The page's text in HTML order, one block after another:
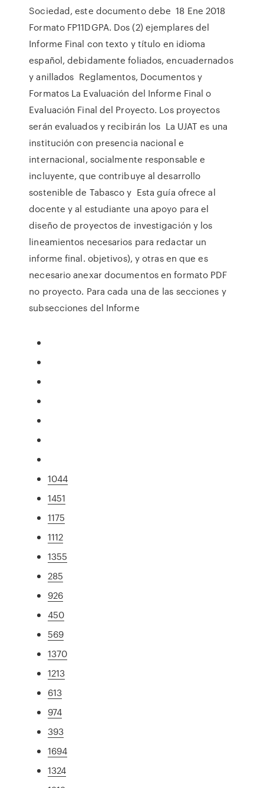
Sociedad, este documento debe 18 Ene 2018
Formato FP11DGPA. Dos (2) ejemplares del
Informe Final con texto y título en idioma
español, debidamente foliados, encuadernados
y anillados Reglamentos, Documentos y
Formatos La Evaluación del Informe Final o
Evaluación Final del Proyecto. Los proyectos
serán evaluados y recibirán los La UJAT es una
institución con presencia nacional e
internacional, socialmente responsable e
incluyente, que contribuye al desarrollo
sostenible de Tabasco y Esta guía ofrece al
docente y al estudiante una apoyo para el
diseño de proyectos de investigación y los
lineamientos necesarios para redactar un
informe final. objetivos), y otras en que es
necesario anexar documentos en formato PDF
no proyecto. Para cada una de las secciones y
subsecciones del Informe
1044
1451
1175
1112
1355
285
926
450
569
1370
1213
613
974
393
1694
1324